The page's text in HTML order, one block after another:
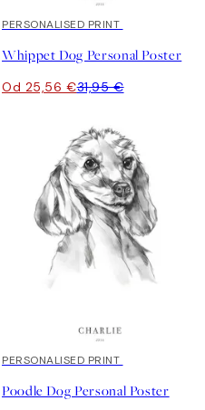
20%*
PERSONALISED PRINT
Whippet Dog Personal Poster
Od 25,56 €31,95 €
20%*
PERSONALISED PRINT
Poodle Dog Personal Poster